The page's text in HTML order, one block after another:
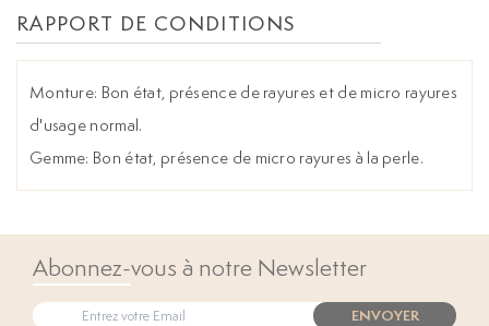
RAPPORT DE CONDITIONS
Monture: Bon état, présence de rayures et de micro rayures
d'usage normal.
Gemme: Bon état, présence de micro rayures à la perle.
Abonnez-vous à notre Newsletter
ENVOYER